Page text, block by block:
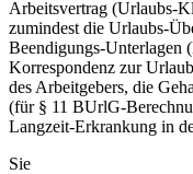
Arbeitsvertrag (Urlaubs-
zumindest die Urlaubs-
Beendigungs-Unterlagen
Korrespondenz zur
des Arbeitgebers, die
(für § 11 BUrlG-
Langzeit-Erkrankung in
Sie